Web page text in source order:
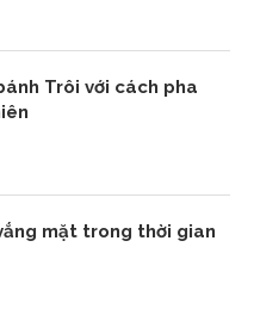
Trôi với cách pha
mặt trong thời gian